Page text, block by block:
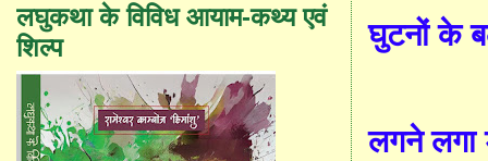
घुटनों के
लगने लगा
लघुकथा के विविध आयाम-कथ्य एवं
शिल्प